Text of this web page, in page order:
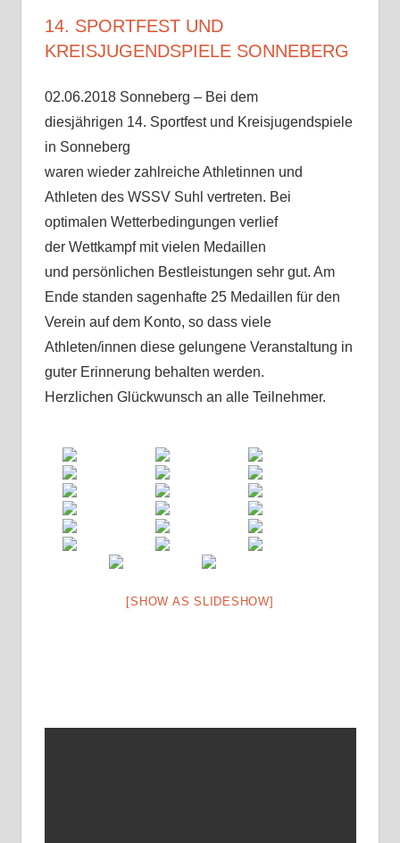
14. SPORTFEST UND
KREISJUGENDSPIELE SONNEBERG
02.06.2018 Sonneberg – Bei dem
diesjährigen 14. Sportfest und Kreisjugendspiele
in Sonneberg
waren wieder zahlreiche Athletinnen und
Athleten des WSSV Suhl vertreten. Bei
optimalen Wetterbedingungen verlief
der Wettkampf mit vielen Medaillen
und persönlichen Bestleistungen sehr gut. Am
Ende standen sagenhafte 25 Medaillen für den
Verein auf dem Konto, so dass viele
Athleten/innen diese gelungene Veranstaltung in
guter Erinnerung behalten werden.
Herzlichen Glückwunsch an alle Teilnehmer.
[SHOW AS SLIDESHOW]